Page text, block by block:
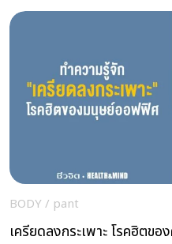
BODY / pant
เครียดลงกระเพาะ โรคฮิตข